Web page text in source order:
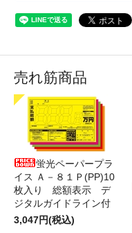
売れ筋商品
蛍光ペーパープラ
イス Ａ－８１Ｐ(PP)10
枚入り 総額表示 デ
ジタルガイドライン付
3,047円(税込)